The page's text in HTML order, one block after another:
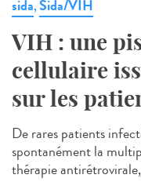
sida,Sida/VIH
VIH : une
cellulaire
sur les
De rares patients
spontanément la
thérapie